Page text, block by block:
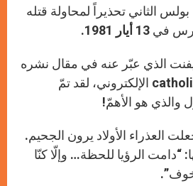
بولس الثاني تحذيراً لمحاولة قتله
في 13 أيار 1981.
الذي عبّر عنه في مقال نشره
موقع catholicherald.co.uk الإلكتروني، لقد تمّ
والذي هو الأهمّ!
تموز 1917، جعلت العذراء الأولاد يرون الجحيم.
“دامت الرؤيا للحظة… وإلّا كنّا